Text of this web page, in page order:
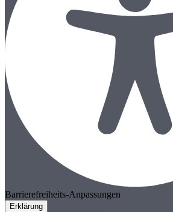
Barrierefreiheits-Anpassungen
Erklärung